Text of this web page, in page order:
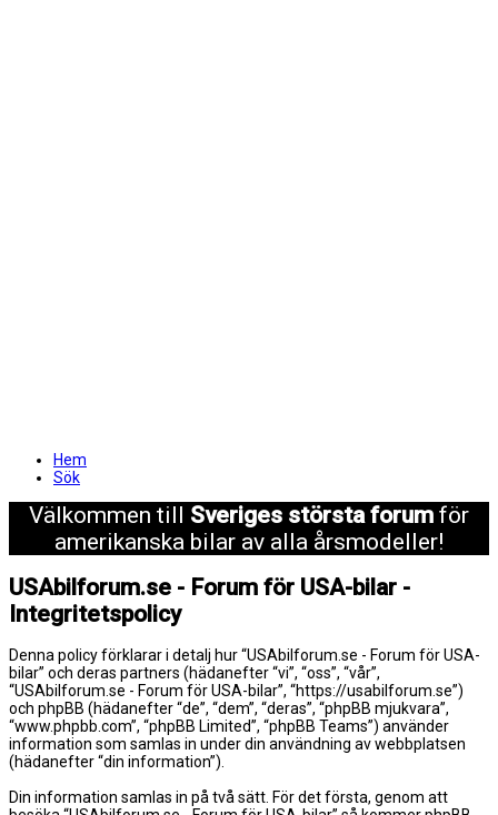
Hem
Sök
Välkommen till Sveriges största forum för
amerikanska bilar av alla årsmodeller!
USAbilforum.se - Forum för USA-bilar -
Integritetspolicy
Denna policy förklarar i detalj hur “USAbilforum.se - Forum för USA-
bilar” och deras partners (hädanefter “vi”, “oss”, “vår”,
“USAbilforum.se - Forum för USA-bilar”, “https://usabilforum.se”)
och phpBB (hädanefter “de”, “dem”, “deras”, “phpBB mjukvara”,
“www.phpbb.com”, “phpBB Limited”, “phpBB Teams”) använder
information som samlas in under din användning av webbplatsen
(hädanefter “din information”).
Din information samlas in på två sätt. För det första, genom att